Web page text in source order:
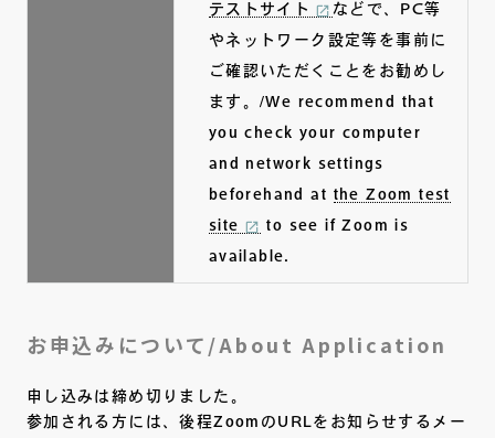
テストサイト
などで、PC等
やネットワーク設定等を事前に
ご確認いただくことをお勧めし
ます。/We recommend that
you check your computer
and network settings
beforehand at the Zoom test
site
to see if Zoom is
available.
お申込みについて/About Application
申し込みは締め切りました。
参加される方には、後程ZoomのURLをお知らせするメー